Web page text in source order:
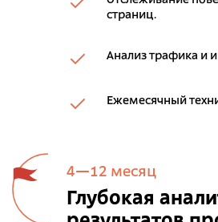
страниц.
Анализ трафика и
Ежемесячный
4—12 месяц
Глубокая